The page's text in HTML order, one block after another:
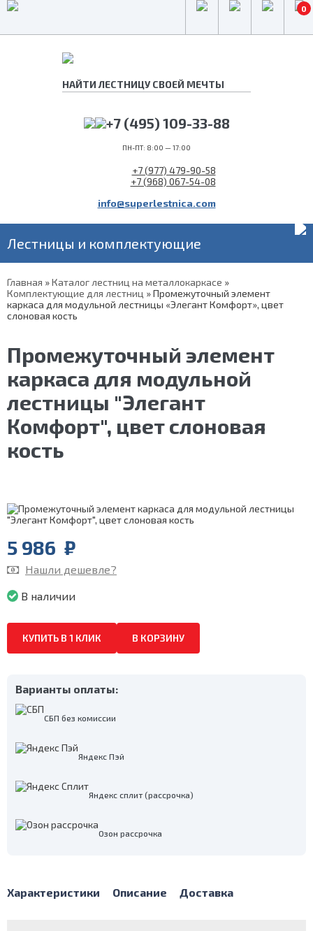
0
+7 (495) 109-33-88
ПН-ПТ: 8:00 — 17:00
+7 (977) 479-90-58
+7 (968) 067-54-08
info@superlestnica.com
Лестницы и комплектующие
Главная »Каталог лестниц на металлокаркасе »
Комплектующие для лестниц »Промежуточный элемент
каркаса для модульной лестницы «Элегант Комфорт», цвет
слоновая кость
Промежуточный элемент
каркаса для модульной
лестницы "Элегант
Комфорт", цвет слоновая
кость
5 986 ₽
Нашли дешевле?
В наличии
КУПИТЬ В 1 КЛИК В КОРЗИНУ
Варианты оплаты:
СБП без комиссии
Яндекс Пэй
Яндекс сплит (рассрочка)
Озон рассрочка
Характеристики Описание Доставка